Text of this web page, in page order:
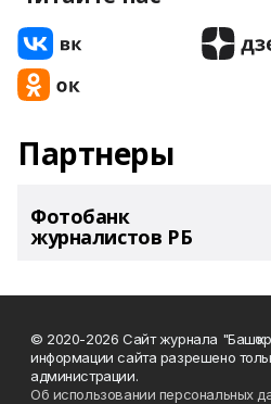
Партнеры
Фотобанк
журналистов РБ
© 2020-2026 Сайт журнала
информации сайта разрешено
администрации.
Об использовании персональных